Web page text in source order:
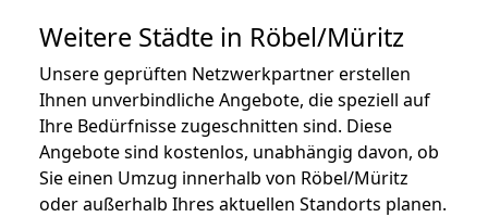
Weitere Städte in Röbel/Müritz
Unsere geprüften Netzwerkpartner erstellen
Ihnen unverbindliche Angebote, die speziell auf
Ihre Bedürfnisse zugeschnitten sind. Diese
Angebote sind kostenlos, unabhängig davon, ob
Sie einen Umzug innerhalb von Röbel/Müritz
oder außerhalb Ihres aktuellen Standorts planen.